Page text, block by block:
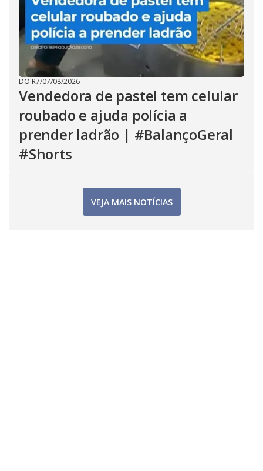
DO R7/07/08/2026
Vendedora de pastel tem celular
roubado e ajuda polícia a
prender ladrão | #BalançoGeral
#Shorts
VEJA MAIS NOTÍCIAS